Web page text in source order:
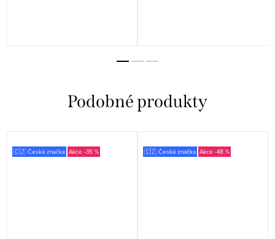
🇨🇿 Česká značka -35 % 🇨🇿 Česká značka -48 %